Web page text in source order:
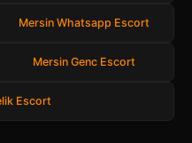
Mersin Whatsapp Escort
Mersin Genc Escort
Escort